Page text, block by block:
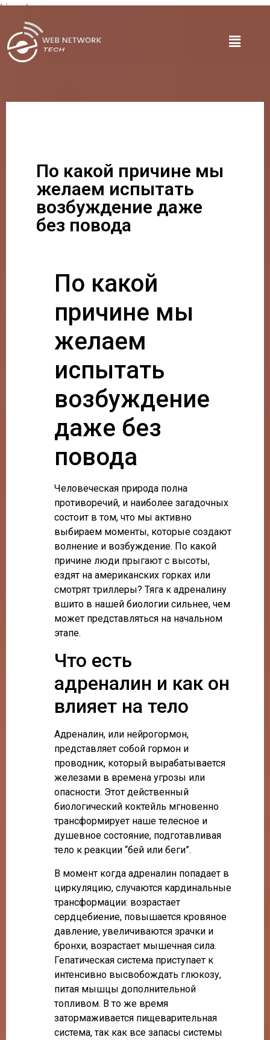
Lire plus
По какой причине мы
желаем испытать
возбуждение даже
без повода
По какой
причине мы
желаем
испытать
возбуждение
даже без
повода
Человеческая природа полна
противоречий, и наиболее загадочных
состоит в том, что мы активно
выбираем моменты, которые создают
волнение и возбуждение. По какой
причине люди прыгают с высоты,
ездят на американских горках или
смотрят триллеры? Тяга к адреналину
вшито в нашей биологии сильнее, чем
может представляться на начальном
этапе.
Что есть
адреналин и как он
влияет на тело
Адреналин, или нейрогормон,
представляет собой гормон и
проводник, который вырабатывается
железами в времена угрозы или
опасности. Этот действенный
биологический коктейль мгновенно
трансформирует наше телесное и
душевное состояние, подготавливая
тело к реакции “бей или беги”.
В момент когда адреналин попадает в
циркуляцию, случаются кардинальные
трансформации: возрастает
сердцебиение, повышается кровяное
давление, увеличиваются зрачки и
бронхи, возрастает мышечная сила.
Гепатическая система приступает к
интенсивно высвобождать глюкозу,
питая мышцы дополнительной
топливом. В то же время
затормаживается пищеварительная
система, так как все запасы системы